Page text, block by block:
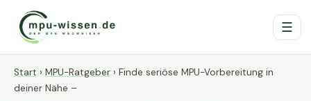
☰
Start › MPU-Ratgeber › Finde seriöse MPU-Vorbereitung in
deiner Nähe –